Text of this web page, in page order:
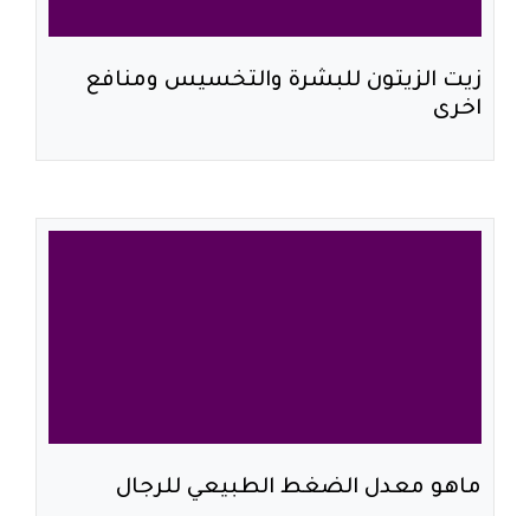
زيت الزيتون للبشرة والتخسيس ومنافع
اخرى
ماهو معدل الضغط الطبيعي للرجال